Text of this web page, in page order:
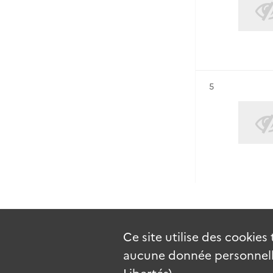
Résultat n°
5
Ce site utilise des cookies
aucune donnée